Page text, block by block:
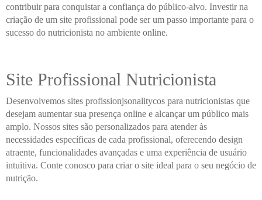
contribuir para conquistar a confiança do público-alvo. Investir na
criação de um site profissional pode ser um passo importante para o
sucesso do nutricionista no ambiente online.
Site Profissional Nutricionista
Desenvolvemos sites profissionjsonalitycos para nutricionistas que
desejam aumentar sua presença online e alcançar um público mais
amplo. Nossos sites são personalizados para atender às
necessidades específicas de cada profissional, oferecendo design
atraente, funcionalidades avançadas e uma experiência de usuário
intuitiva. Conte conosco para criar o site ideal para o seu negócio de
nutrição.